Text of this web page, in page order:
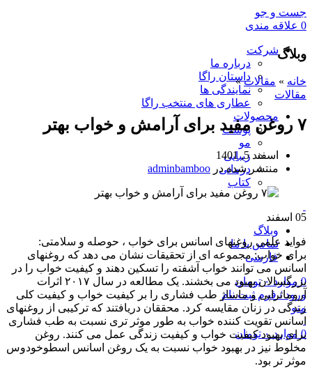
جست و جو
0 علاقه مندی
شرکت
درباره ما
داستان راگا
نمایندگی ها
عطاری های منتخب راگا
محصولات
پوست
مو
زیبایی
درمانی
کتاب
وبلاگ
تماس با ما
فارسی
0 موارد ۰ تومان
ورود / فرم ثبت نام
منو
0 موارد ۰ تومان
وبلاگ
خانه » مقالات»
مقالات
۷ روغن مفید برای آرامش و خواب بهتر
اسفند 5, 1401
منتشر شده در adminbamboo
05 اسفند
فواید علمی روغنهای اسانس برای خواب ، حوصله و سلامتی:
برای خواب: مجموعه ای از تحقیقات نشان می دهد که روغنهای
اسانس می توانند خواب آشفته را تسکین دهند و کیفیت خواب را در
بزرگسالان بهبود می بخشند. یک مطالعه در سال ۲۰۱۷ اثرات
آروماتراپی و ماساژ طب فشاری را بر کیفیت خواب و کیفیت کلی
زندگی در زنان مقایسه کرد. محققان دریافتند که ترکیبی از روغنهای
اسانس تقویت کننده خواب به طور موثر تری نسبت به طب فشاری
برای بهبود کیفیت خواب و کیفیت زندگی عمل می کنند. روغن
مخلوط نیز در بهبود خواب نسبت به یک روغن اسانس اسطوخودوس
موثر تر بود.